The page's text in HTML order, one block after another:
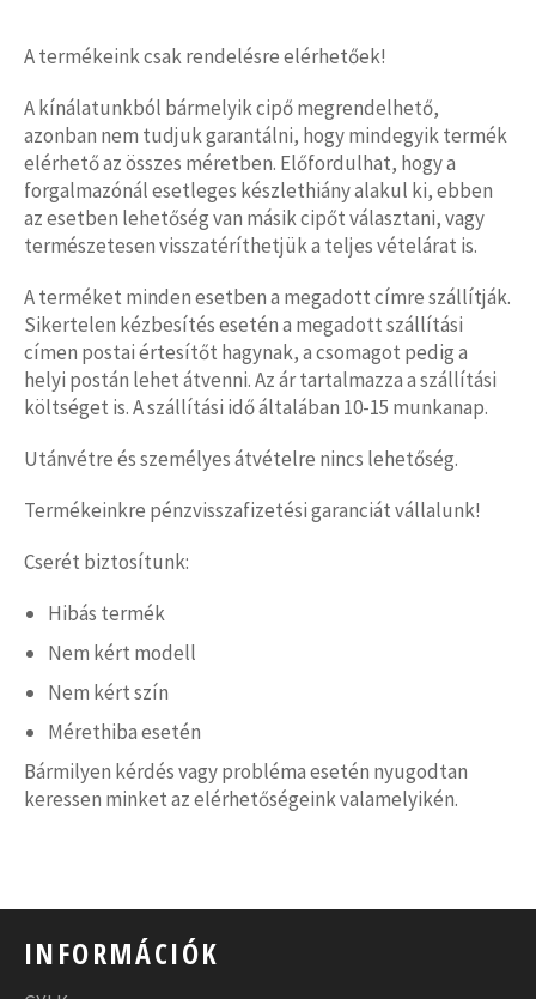
A termékeink csak rendelésre elérhetőek!
A kínálatunkból bármelyik cipő megrendelhető,
azonban nem tudjuk garantálni, hogy mindegyik termék
elérhető az összes méretben. Előfordulhat, hogy a
forgalmazónál esetleges készlethiány alakul ki, ebben
az esetben lehetőség van másik cipőt választani, vagy
természetesen visszatéríthetjük a teljes vételárat is.
A terméket minden esetben a megadott címre szállítják.
Sikertelen kézbesítés esetén a megadott szállítási
címen postai értesítőt hagynak, a csomagot pedig a
helyi postán lehet átvenni. Az ár tartalmazza a szállítási
költséget is. A szállítási idő általában 10-15 munkanap.
Utánvétre és személyes átvételre nincs lehetőség.
Termékeinkre pénzvisszafizetési garanciát vállalunk!
Cserét biztosítunk:
Hibás termék
Nem kért modell
Nem kért szín
Mérethiba esetén
Bármilyen kérdés vagy probléma esetén nyugodtan
keressen minket az elérhetőségeink valamelyikén.
INFORMÁCIÓK